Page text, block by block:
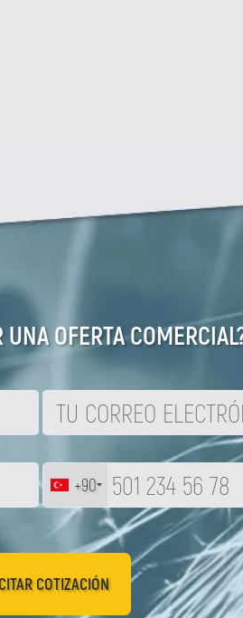
OFERTA
+90
COTIZACIÓN